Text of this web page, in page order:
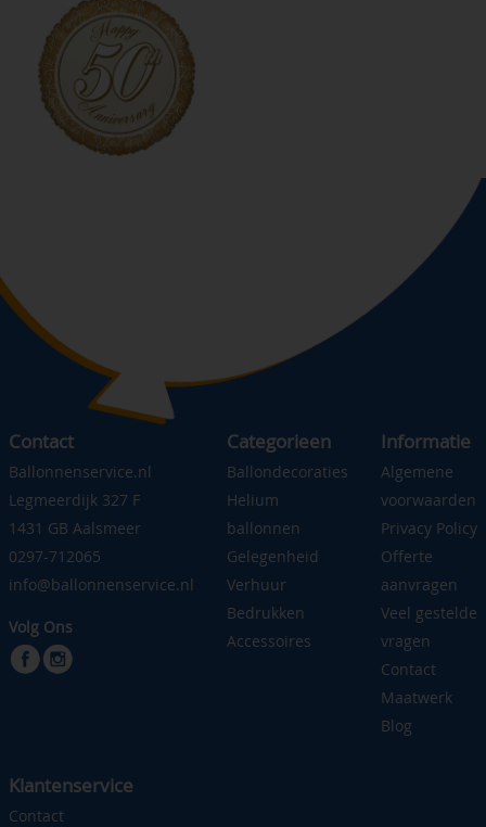
Contact
Ballonnenservice.nl
Legmeerdijk 327 F
1431 GB Aalsmeer
0297-712065
info@ballonnenservice.nl
Volg Ons
Categorieen
Ballondecoraties
Helium
ballonnen
Gelegenheid
Verhuur
Bedrukken
Accessoires
Informatie
Algemene
voorwaarden
Privacy Policy
Offerte
aanvragen
Veel gestelde
vragen
Contact
Maatwerk
Blog
Klantenservice
Contact